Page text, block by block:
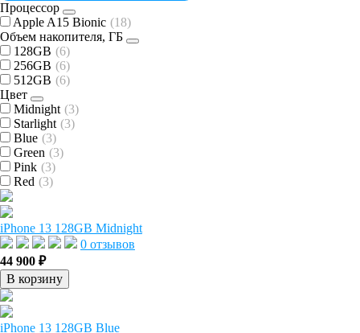
Процессор
Apple A15 Bionic (18)
Объем накопителя, ГБ
128GB (6)
256GB (6)
512GB (6)
Цвет
Midnight (3)
Starlight (3)
Blue (3)
Green (3)
Pink (3)
Red (3)
iPhone 13 128GB Midnight
0 отзывов
44 900 ₽
В корзину
iPhone 13 128GB Blue